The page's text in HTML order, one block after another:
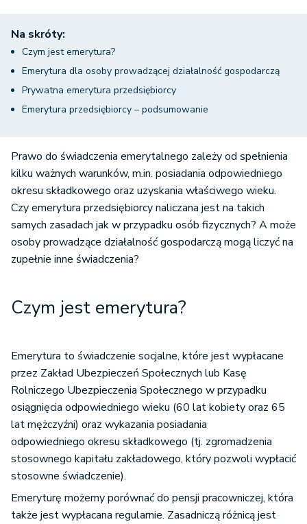
Na skróty:
Czym jest emerytura?
Emerytura dla osoby prowadzącej działalność gospodarczą
Prywatna emerytura przedsiębiorcy
Emerytura przedsiębiorcy – podsumowanie
Prawo do świadczenia emerytalnego zależy od spełnienia
kilku ważnych warunków, m.in. posiadania odpowiedniego
okresu składkowego oraz uzyskania właściwego wieku.
Czy emerytura przedsiębiorcy naliczana jest na takich
samych zasadach jak w przypadku osób fizycznych? A może
osoby prowadzące działalność gospodarczą mogą liczyć na
zupełnie inne świadczenia?
Czym jest emerytura?
Emerytura to świadczenie socjalne, które jest wypłacane
przez Zakład Ubezpieczeń Społecznych lub Kasę
Rolniczego Ubezpieczenia Społecznego w przypadku
osiągnięcia odpowiedniego wieku (60 lat kobiety oraz 65
lat mężczyźni) oraz wykazania posiadania
odpowiedniego okresu składkowego (tj. zgromadzenia
stosownego kapitału zakładowego, który pozwoli wypłacić
stosowne świadczenie).
Emeryturę możemy porównać do pensji pracowniczej, która
także jest wypłacana regularnie. Zasadniczą różnicą jest